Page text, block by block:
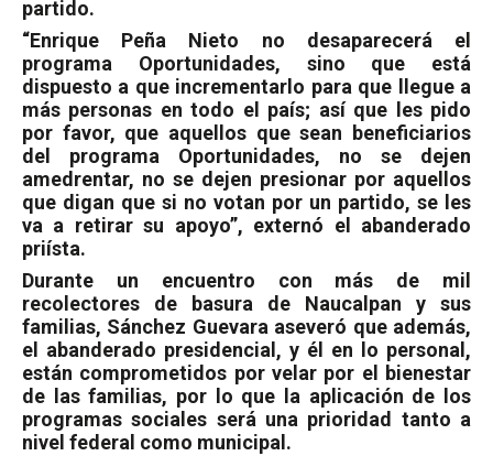
partido.
“Enrique Peña Nieto no desaparecerá el
programa Oportunidades, sino que está
dispuesto a que incrementarlo para que llegue a
más personas en todo el país; así que les pido
por favor, que aquellos que sean beneficiarios
del programa Oportunidades, no se dejen
amedrentar, no se dejen presionar por aquellos
que digan que si no votan por un partido, se les
va a retirar su apoyo”, externó el abanderado
priísta.
Durante un encuentro con más de mil
recolectores de basura de Naucalpan y sus
familias, Sánchez Guevara aseveró que además,
el abanderado presidencial, y él en lo personal,
están comprometidos por velar por el bienestar
de las familias, por lo que la aplicación de los
programas sociales será una prioridad tanto a
nivel federal como municipal.